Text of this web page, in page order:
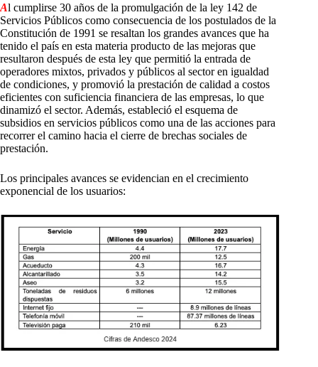
Al cumplirse 30 años de la promulgación de la ley 142 de
Servicios Públicos como consecuencia de los postulados de la
Constitución de 1991 se resaltan los grandes avances que ha
tenido el país en esta materia producto de las mejoras que
resultaron después de esta ley que permitió la entrada de
operadores mixtos, privados y públicos al sector en igualdad
de condiciones, y promovió la prestación de calidad a costos
eficientes con suficiencia financiera de las empresas, lo que
dinamizó el sector. Además, estableció el esquema de
subsidios en servicios públicos como una de las acciones para
recorrer el camino hacia el cierre de brechas sociales de
prestación.
Los principales avances se evidencian en el crecimiento
exponencial de los usuarios: